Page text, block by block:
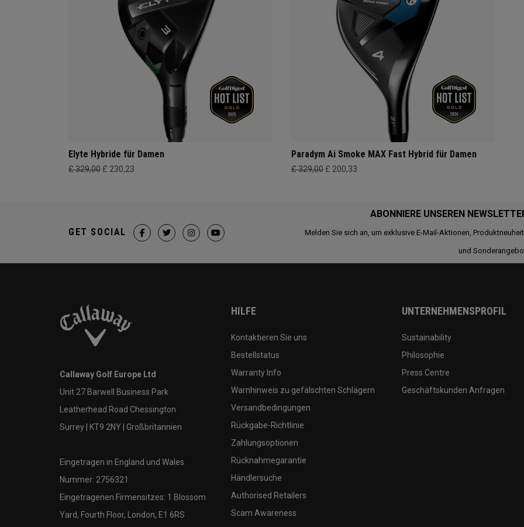
Elyte Hybride für Damen
£ 329,00 £ 230,23
Paradym Ai Smoke MAX Fast Hybrid für Damen
£ 329,00 £ 200,33
ABONNIERE UNSEREN
Melden Sie sich an, um exklusive E-Mail-Aktionen,
und
GET SOCIAL
Callaway Golf Europe Ltd
Unit 27 Barwell Business Park
Leatherhead Road Chessington
Surrey | KT9 2NY | Großbritannien
Eingetragen in England und Wales
Nummer: 2756321
Eingetragenen Firmensitzes: 1 Blossom
Yard, Fourth Floor, London, E1 6RS
HILFE
Kontaktieren Sie uns
Bestellstatus
Warranty Info
Warnhinweis zu gefälschten Schlägern
Versandbedingungen
Rückgabe-Richtlinie
Zahlungsoptionen
Rücknahmegarantie
Händlersuche
Authorised Retailers
Scam Awareness
UNTERNEHMENSPROFIL
Sustainability
Philosophie
Press Centre
Geschäftskunden Anfragen